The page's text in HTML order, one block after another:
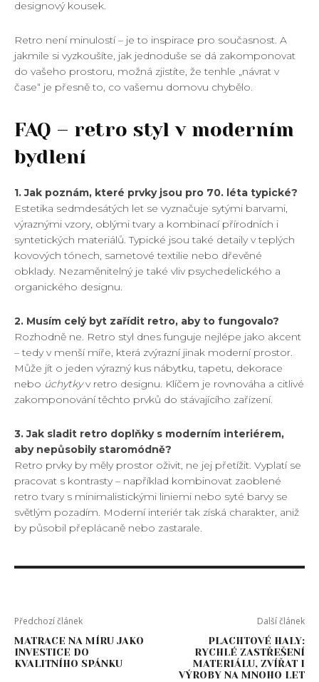
designový kousek.
Retro není minulostí – je to inspirace pro současnost. A
jakmile si vyzkoušíte, jak jednoduše se dá zakomponovat
do vašeho prostoru, možná zjistíte, že tenhle „návrat v
čase“ je přesně to, co vašemu domovu chybělo.
FAQ – retro styl v moderním
bydlení
1. Jak poznám, které prvky jsou pro 70. léta typické?
Estetika sedmdesátých let se vyznačuje sytými barvami,
výraznými vzory, oblými tvary a kombinací přírodních i
syntetických materiálů. Typické jsou také detaily v teplých
kovových tónech, sametové textilie nebo dřevěné
obklady. Nezaměnitelný je také vliv psychedelického a
organického designu.
2. Musím celý byt zařídit retro, aby to fungovalo?
Rozhodně ne. Retro styl dnes funguje nejlépe jako akcent
– tedy v menší míře, která zvýrazní jinak moderní prostor.
Může jít o jeden výrazný kus nábytku, tapetu, dekorace
nebo úchytkyv retro designu. Klíčem je rovnováha a citlivé
zakomponování těchto prvků do stávajícího zařízení.
3. Jak sladit retro doplňky s moderním interiérem,
aby nepůsobily staromódně?
Retro prvky by měly prostor oživit, ne jej přetížit. Vyplatí se
pracovat s kontrasty – například kombinovat zaoblené
retro tvary s minimalistickými liniemi nebo syté barvy se
světlým pozadím. Moderní interiér tak získá charakter, aniž
by působil přeplácaně nebo zastarale.
Předchozí článek
MATRACE NA MÍRU JAKO
INVESTICE DO
KVALITNÍHO SPÁNKU
Další článek
PLACHTOVÉ HALY:
RYCHLÉ ZASTŘEŠENÍ
MATERIÁLU, ZVÍŘAT I
VÝROBY NA MNOHO LET